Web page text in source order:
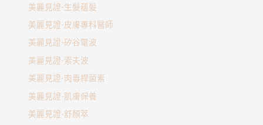
美麗見證-生髮蘊髮
美麗見證-皮膚專科醫師
美麗見證-矽谷電波
美麗見證-索夫波
美麗見證-肉毒桿菌素
美麗見證-肌膚保養
美麗見證-舒顏萃